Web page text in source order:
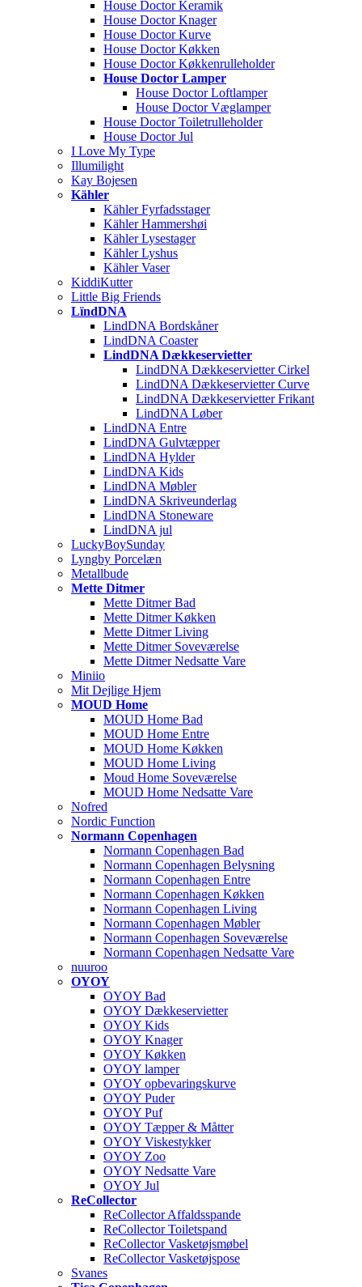
House Doctor Keramik
House Doctor Knager
House Doctor Kurve
House Doctor Køkken
House Doctor Køkkenrulleholder
House Doctor Lamper
House Doctor Loftlamper
House Doctor Væglamper
House Doctor Toiletrulleholder
House Doctor Jul
I Love My Type
Illumilight
Kay Bojesen
Kähler
Kähler Fyrfadsstager
Kähler Hammershøi
Kähler Lysestager
Kähler Lyshus
Kähler Vaser
KiddiKutter
Little Big Friends
LïndDNA
LindDNA Bordskåner
LindDNA Coaster
LindDNA Dækkeservietter
LindDNA Dækkeservietter Cirkel
LindDNA Dækkeservietter Curve
LindDNA Dækkeservietter Frikant
LindDNA Løber
LindDNA Entre
LindDNA Gulvtæpper
LindDNA Hylder
LindDNA Kids
LindDNA Møbler
LindDNA Skriveunderlag
LindDNA Stoneware
LindDNA jul
LuckyBoySunday
Lyngby Porcelæn
Metallbude
Mette Ditmer
Mette Ditmer Bad
Mette Ditmer Køkken
Mette Ditmer Living
Mette Ditmer Soveværelse
Mette Ditmer Nedsatte Vare
Miniio
Mit Dejlige Hjem
MOUD Home
MOUD Home Bad
MOUD Home Entre
MOUD Home Køkken
MOUD Home Living
Moud Home Soveværelse
MOUD Home Nedsatte Vare
Nofred
Nordic Function
Normann Copenhagen
Normann Copenhagen Bad
Normann Copenhagen Belysning
Normann Copenhagen Entre
Normann Copenhagen Køkken
Normann Copenhagen Living
Normann Copenhagen Møbler
Normann Copenhagen Soveværelse
Normann Copenhagen Nedsatte Vare
nuuroo
OYOY
OYOY Bad
OYOY Dækkeservietter
OYOY Kids
OYOY Knager
OYOY Køkken
OYOY lamper
OYOY opbevaringskurve
OYOY Puder
OYOY Puf
OYOY Tæpper & Måtter
OYOY Viskestykker
OYOY Zoo
OYOY Nedsatte Vare
OYOY Jul
ReCollector
ReCollector Affaldsspande
ReCollector Toiletspand
ReCollector Vasketøjsmøbel
ReCollector Vasketøjspose
Svanes